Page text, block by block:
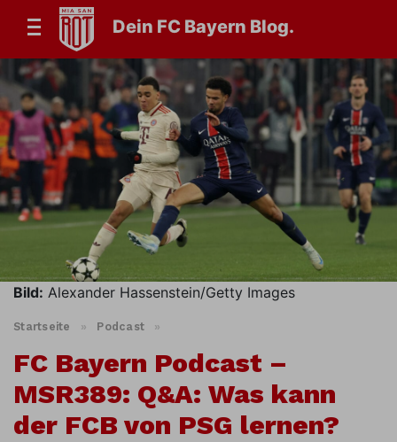
Dein FC Bayern Blog.
Bild: Alexander Hassenstein/Getty Images
Startseite » Podcast »
FC Bayern Podcast –
MSR389: Q&A: Was kann
der FCB von PSG lernen?